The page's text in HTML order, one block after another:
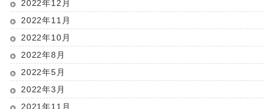
2022年12月
2022年11月
2022年10月
2022年8月
2022年5月
2022年3月
2021年11月